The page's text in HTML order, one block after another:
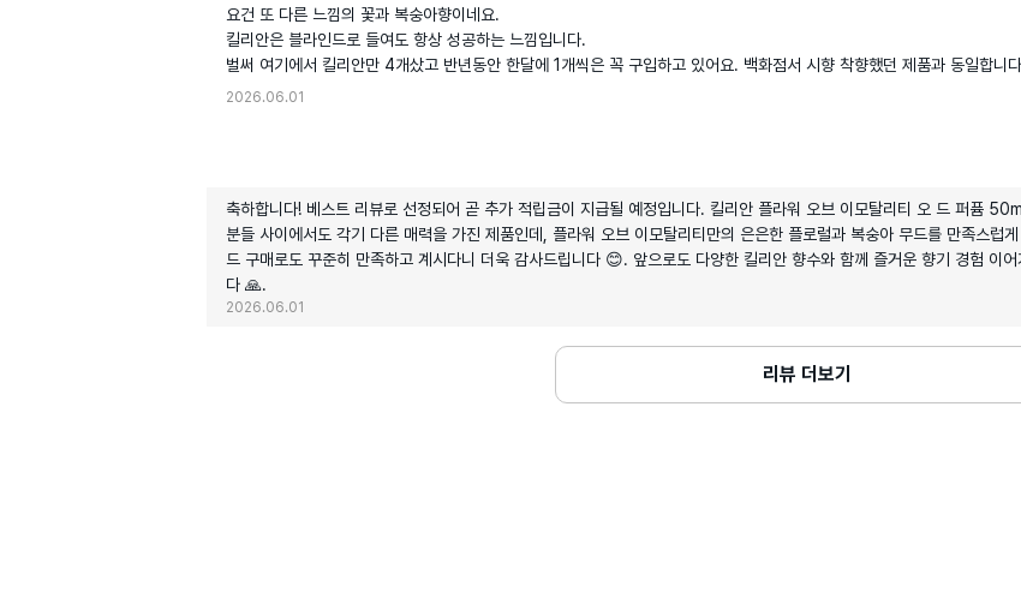
요건 또 다른 느낌의 꽃과 복숭아향이네요.
킬리안은 블라인드로 들여도 항상 성공하는 느낌입니다.
벌써 여기에서 킬리안만 4개샀고 반년동안 한달에 1개씩은 꼭 구입하고 있어요. 백화점서 시향 착향했던 제품과 동일합니
2026.06.01
축하합니다! 베스트 리뷰로 선정되어 곧 추가 적립금이 지급될 예정입니다. 킬리안 플라워 오브 이모탈리티 오 드 퍼퓸
분들 사이에서도 각기 다른 매력을 가진 제품인데, 플라워 오브 이모탈리티만의 은은한 플로럴과 복숭아 무드를 만족스럽
드 구매로도 꾸준히 만족하고 계시다니 더욱 감사드립니다 😊. 앞으로도 다양한 킬리안 향수와 함께 즐거운 향기 경험 이
다 🙏.
2026.06.01
리뷰 더보기